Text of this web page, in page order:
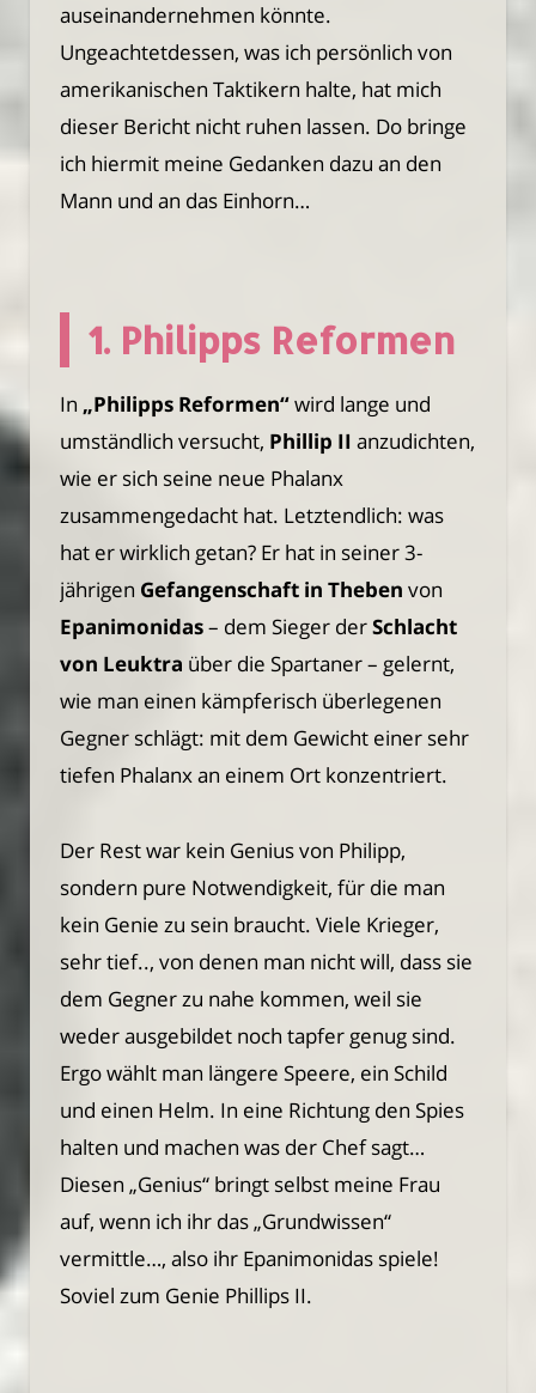
auseinandernehmen könnte.
Ungeachtetdessen, was ich persönlich von
amerikanischen Taktikern halte, hat mich
dieser Bericht nicht ruhen lassen. Do bringe
ich hiermit meine Gedanken dazu an den
Mann und an das Einhorn…
1. Philipps Reformen
In „Philipps Reformen“wird lange und
umständlich versucht, Phillip II anzudichten,
wie er sich seine neue Phalanx
zusammengedacht hat. Letztendlich: was
hat er wirklich getan? Er hat in seiner 3-
jährigen Gefangenschaft in Theben von
Epanimonidas– dem Sieger derSchlacht
von Leuktra über die Spartaner – gelernt,
wie man einen kämpferisch überlegenen
Gegner schlägt: mit dem Gewicht einer sehr
tiefen Phalanx an einem Ort konzentriert.
Der Rest war kein Genius von Philipp,
sondern pure Notwendigkeit, für die man
kein Genie zu sein braucht. Viele Krieger,
sehr tief.., von denen man nicht will, dass sie
dem Gegner zu nahe kommen, weil sie
weder ausgebildet noch tapfer genug sind.
Ergo wählt man längere Speere, ein Schild
und einen Helm. In eine Richtung den Spies
halten und machen was der Chef sagt…
Diesen „Genius“ bringt selbst meine Frau
auf, wenn ich ihr das „Grundwissen“
vermittle…, also ihr Epanimonidas spiele!
Soviel zum Genie Phillips II.